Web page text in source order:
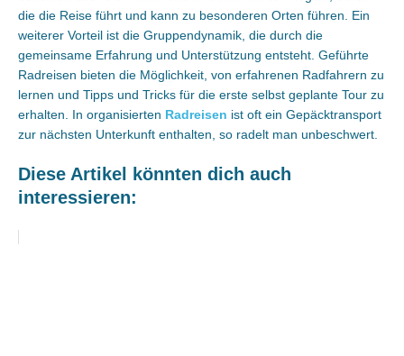
die die Reise führt und kann zu besonderen Orten führen. Ein
weiterer Vorteil ist die Gruppendynamik, die durch die
gemeinsame Erfahrung und Unterstützung entsteht. Geführte
Radreisen bieten die Möglichkeit, von erfahrenen Radfahrern zu
lernen und Tipps und Tricks für die erste selbst geplante Tour zu
erhalten. In organisierten Radreisen ist oft ein Gepäcktransport
zur nächsten Unterkunft enthalten, so radelt man unbeschwert.
Diese Artikel könnten dich auch
interessieren: